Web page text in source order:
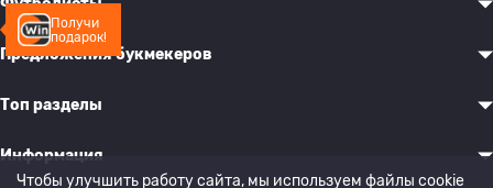
Получи
подарок!
Футболисты
Предложения букмекеров
Топ разделы
Информация
Чтобы улучшить работу сайта, мы используем файлы cookie